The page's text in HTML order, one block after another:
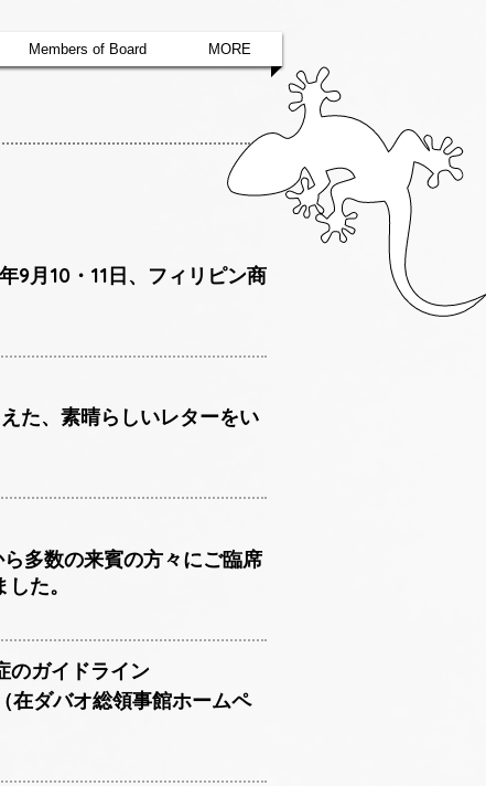
Members of Board MORE
月10・11日、フィリピン商
た、素晴らしいレターをい
多数の来賓の方々にご臨席
た。
のガイドライン
在ダバオ総領事館ホームペ